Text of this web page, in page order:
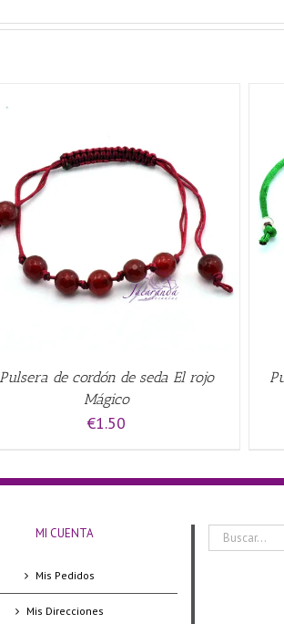
Pulsera de cordón de seda El rojo
Mágico
€1.50
AÑADIR AL CARRITO QUICK VIEW
MI CUENTA
Mis Pedidos
Mis Direcciones
Buscar: